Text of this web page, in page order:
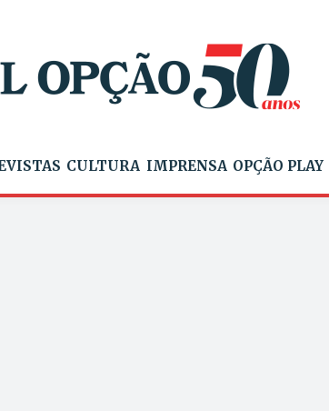
CULTURA IMPRENSA OPÇÃO PLAY